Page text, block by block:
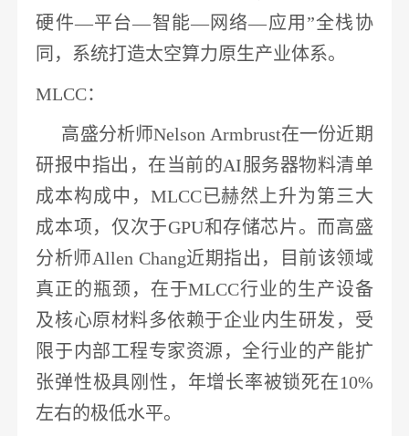
硬件—平台—智能—网络—应用”全栈协
同，系统打造太空算力原生产业体系。
MLCC：
高盛分析师Nelson Armbrust在一份近期
研报中指出，在当前的AI服务器物料清单
成本构成中， MLCC已赫然上升为第三大
成本项，仅次于GPU和存储芯片。而高盛
分析师Allen Chang近期指出，目前该领域
真正的瓶颈，在于MLCC行业的生产设备
及核心原材料多依赖于企业内生研发，受
限于内部工程专家资源，全行业的产能扩
张弹性极具刚性，年增长率被锁死在10%
左右的极低水平。